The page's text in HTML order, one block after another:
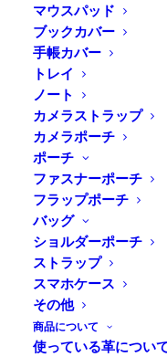
マウスパッド
ブックカバー
手帳カバー
トレイ
ノート
カメラストラップ
カメラポーチ
ポーチ
ファスナーポーチ
フラップポーチ
バッグ
ショルダーポーチ
ストラップ
スマホケース
その他
商品について
使っている革につい
Home⁄
DURAM ベルトポー
スマホが入る、小さ
革の質感を生かした
トポーチ。ベルトス
だけます。携帯や小
ど良いサイズ感です
と「シカク」よりお